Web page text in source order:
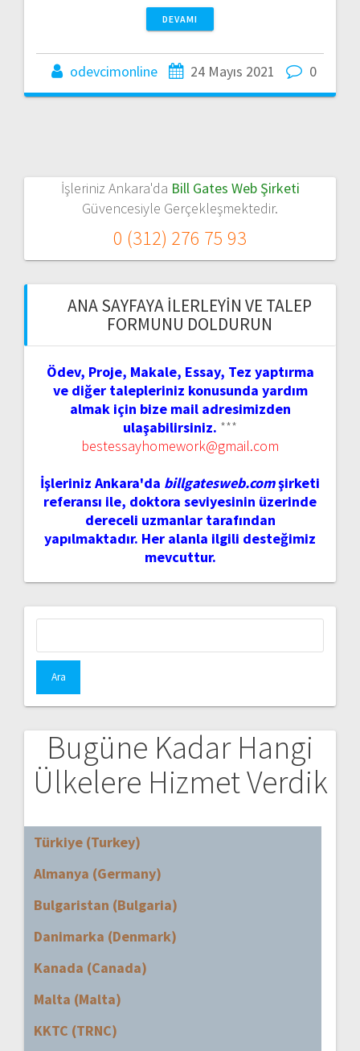
DEVAMI
odevcimonline 24 Mayıs 2021 0
İşleriniz Ankara'da Bill Gates Web Şirketi
Güvencesiyle Gerçekleşmektedir.
0 (312) 276 75 93
ANA SAYFAYA İLERLEYIN VE TALEP
FORMUNU DOLDURUN
Ödev, Proje, Makale, Essay, Tez yaptırma
ve diğer talepleriniz konusunda yardım
almak için bize mail adresimizden
ulaşabilirsiniz. ***
bestessayhomework@gmail.com
İşleriniz Ankara'da billgatesweb.comşirketi
referansı ile, doktora seviyesinin üzerinde
dereceli uzmanlar tarafından
yapılmaktadır. Her alanla ilgili desteğimiz
mevcuttur.
Bugüne Kadar Hangi
Ülkelere Hizmet Verdik
Türkiye (Turkey)
Almanya (Germany)
Bulgaristan (Bulgaria)
Danimarka (Denmark)
Kanada (Canada)
Malta (Malta)
KKTC (TRNC)